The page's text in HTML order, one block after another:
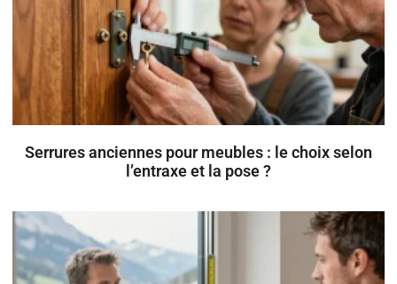
Serrures anciennes pour meubles : le choix selon
l’entraxe et la pose ?